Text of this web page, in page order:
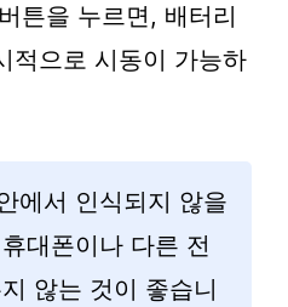
튼을 누르면, 배터리
적으로 시동이 가능하
에서 인식되지 않을
대폰이나 다른 전
않는 것이 좋습니